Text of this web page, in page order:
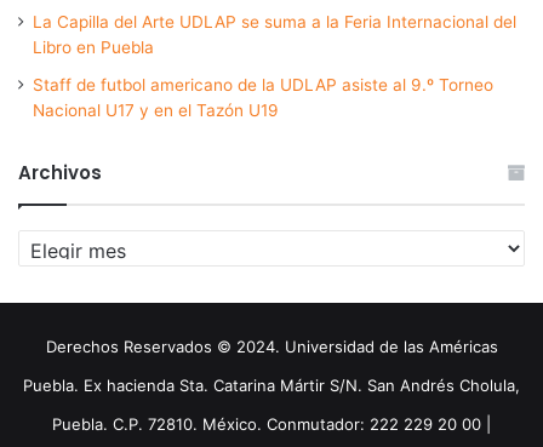
La Capilla del Arte UDLAP se suma a la Feria Internacional del
Libro en Puebla
Staff de futbol americano de la UDLAP asiste al 9.º Torneo
Nacional U17 y en el Tazón U19
Archivos
Archivos
Derechos Reservados © 2024. Universidad de las Américas
Puebla. Ex hacienda Sta. Catarina Mártir S/N. San Andrés Cholula,
Puebla. C.P. 72810. México. Conmutador: 222 229 20 00 |